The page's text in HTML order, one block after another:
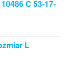
C 53-17-
L